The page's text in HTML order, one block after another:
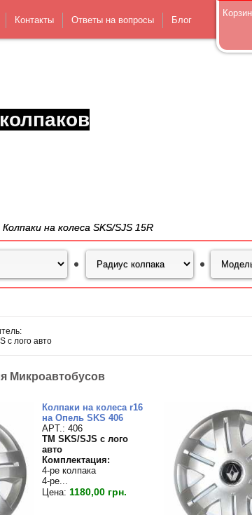
Контакты Ответы на вопросы Блог
Колпаки на колеса SKS/SJS 15R
с лого авто
Микроавтобусов
Колпаки на колеса r16
на Опель SKS 406
APT.: 406
TM SKS/SJS с лого
авто
Комплектация:
4-ре колпака
4-ре...
Цена: 1180,00 грн.